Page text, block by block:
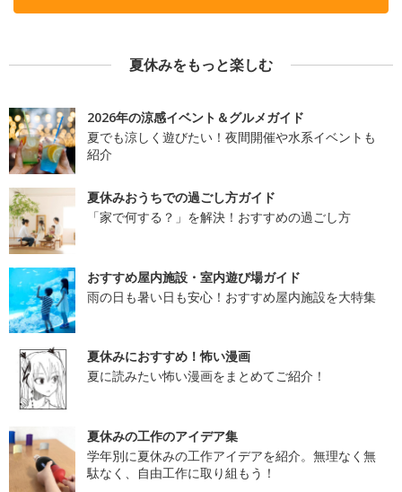
夏休みをもっと楽しむ
2026年の涼感イベント＆グルメガイド
夏でも涼しく遊びたい！夜間開催や水系イベントも
紹介
夏休みおうちでの過ごし方ガイド
「家で何する？」を解決！おすすめの過ごし方
おすすめ屋内施設・室内遊び場ガイド
雨の日も暑い日も安心！おすすめ屋内施設を大特集
夏休みにおすすめ！怖い漫画
夏に読みたい怖い漫画をまとめてご紹介！
夏休みの工作のアイデア集
学年別に夏休みの工作アイデアを紹介。無理なく無
駄なく、自由工作に取り組もう！